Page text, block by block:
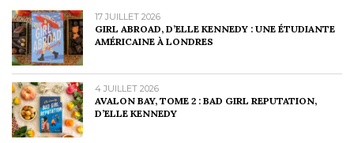
17 JUILLET 2026
GIRL ABROAD, D’ELLE KENNEDY : UNE ÉTUDIANTE
AMÉRICAINE À LONDRES
4 JUILLET 2026
AVALON BAY, TOME 2 : BAD GIRL REPUTATION,
D’ELLE KENNEDY